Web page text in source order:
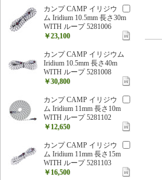
カンプ CAMP イリジウ
ム Iridium 10.5mm 長さ30m
WITH ループ 5281006
￥23,100
カンプ CAMP イリジウム
Iridium 10.5mm 長さ40m
WITH ループ 5281008
￥30,800
カンプ CAMP イリジウ
ム Iridium 11mm 長さ10m
WITH ループ 5281102
￥12,650
カンプ CAMP イリジウ
ム Iridium 11mm 長さ15m
WITH ループ 5281103
￥16,500